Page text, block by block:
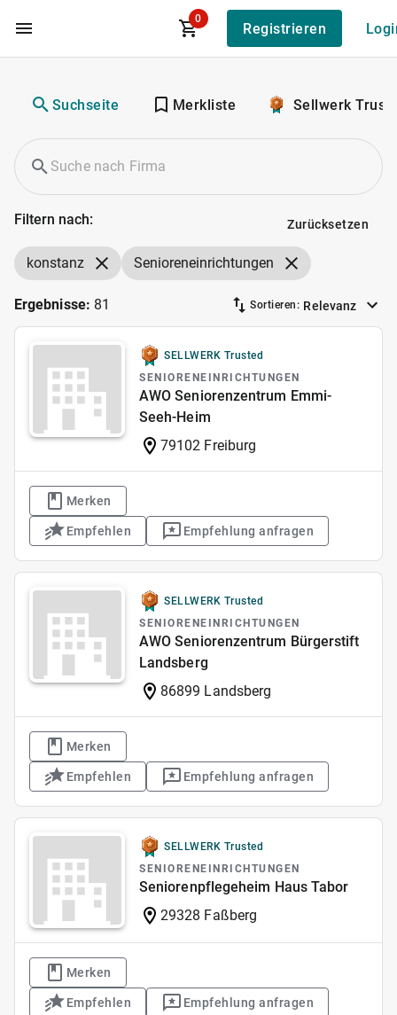
Zum Hauptinhalt
0
Registrieren
Suchseite Merkliste Sellwerk
Filtern nach: Zurücksetzen
konstanz Senioreneinrichtungen
Ergebnisse: 81 Sortieren: Relevanz
SELLWERK Trusted
SENIORENEINRICHTUNGEN
AWO Seniorenzentrum Emmi-
Seeh-Heim
79102 Freiburg
Merken
Empfehlen Empfehlung anfragen
SELLWERK Trusted
SENIORENEINRICHTUNGEN
AWO Seniorenzentrum Bürgerstift
Landsberg
86899 Landsberg
Merken
Empfehlen Empfehlung anfragen
SELLWERK Trusted
SENIORENEINRICHTUNGEN
Seniorenpflegeheim Haus Tabor
29328 Faßberg
Merken
Empfehlen Empfehlung anfragen